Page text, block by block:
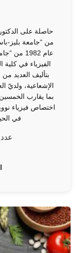
من “جامعة بليز-
عام
بتأليف العديد من
الإشعاعية، ولديّ
بما يقارب
اختصاص فيزياء
في
عدد